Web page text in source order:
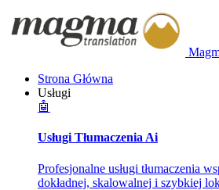
Strona Główna
Usługi
🤖
Usługi Tłumaczenia Ai
Profesjonalne usługi tłumaczenia
dokładnej, skalowalnej i szybkiej